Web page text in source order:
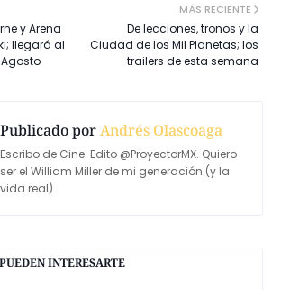
MÁS RECIENTE
De lecciones, tronos y la
Ciudad de los Mil Planetas; los
trailers de esta semana
y Arena
llegará al
Publicado porAndrés Olascoaga
Escribo de Cine. Edito @ProyectorMX. Quiero
ser el William Miller de mi generación (y la
vida real).
INTERESARTE